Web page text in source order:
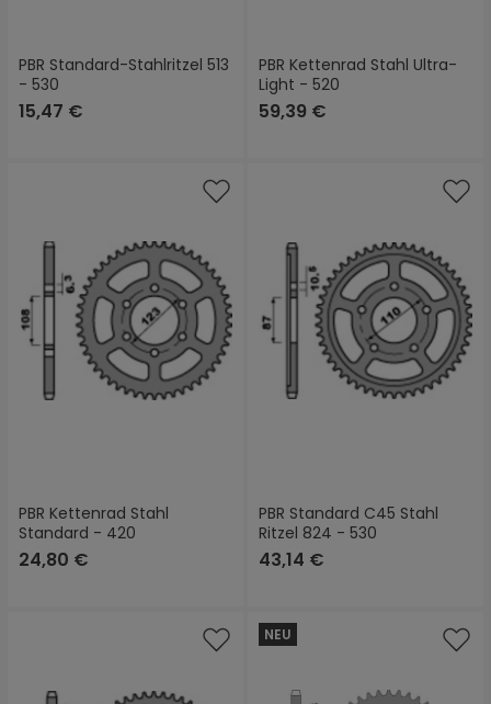
PBR Standard-Stahlritzel 513
- 530
15,47 €
PBR Kettenrad Stahl Ultra-
Light - 520
59,39 €
PBR Kettenrad Stahl
Standard - 420
24,80 €
PBR Standard C45 Stahl
Ritzel 824 - 530
43,14 €
NEU